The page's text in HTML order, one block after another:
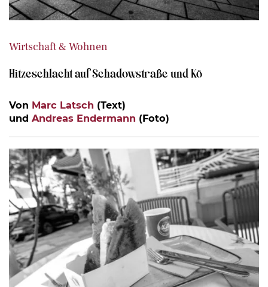
Wirtschaft & Wohnen
Hitzeschlacht auf Schadowstraße und Kö
Von Marc Latsch (Text)
und Andreas Endermann (Foto)